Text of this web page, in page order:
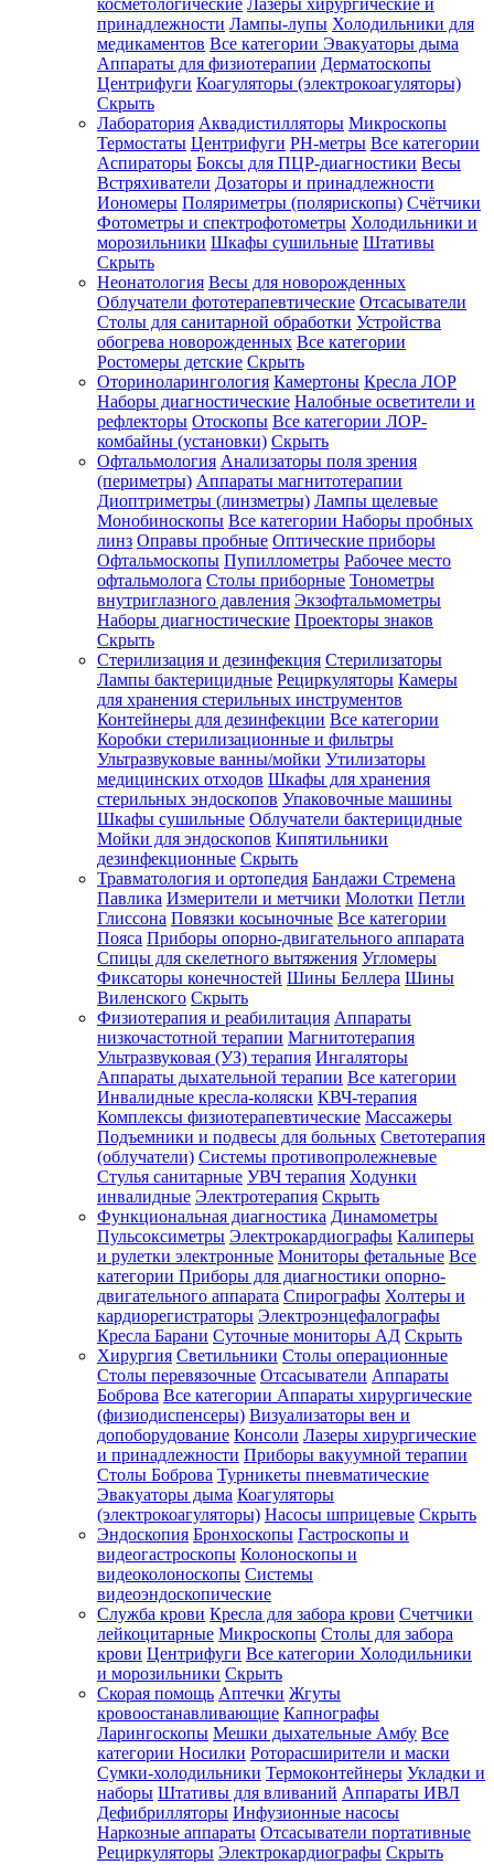
косметологические Лазеры хирургические и
принадлежности Лампы-лупы Холодильники для
медикаментов Все категории Эвакуаторы дыма
Аппараты для физиотерапии Дерматоскопы
Центрифуги Коагуляторы (электрокоагуляторы)
Скрыть
Лаборатория Аквадистилляторы Микроскопы
Термостаты Центрифуги PH-метры Все категории
Аспираторы Боксы для ПЦР-диагностики Весы
Встряхиватели Дозаторы и принадлежности
Иономеры Поляриметры (полярископы) Счётчики
Фотометры и спектрофотометры Холодильники и
морозильники Шкафы сушильные Штативы
Скрыть
Неонатология Весы для новорожденных
Облучатели фототерапевтические Отсасыватели
Столы для санитарной обработки Устройства
обогрева новорожденных Все категории
Ростомеры детские Скрыть
Оториноларингология Камертоны Кресла ЛОР
Наборы диагностические Налобные осветители и
рефлекторы Отоскопы Все категории ЛОР-
комбайны (установки) Скрыть
Офтальмология Анализаторы поля зрения
(периметры) Аппараты магнитотерапии
Диоптриметры (линзметры) Лампы щелевые
Монобиноскопы Все категории Наборы пробных
линз Оправы пробные Оптические приборы
Офтальмоскопы Пупиллометры Рабочее место
офтальмолога Столы приборные Тонометры
внутриглазного давления Экзофтальмометры
Наборы диагностические Проекторы знаков
Скрыть
Стерилизация и дезинфекция Стерилизаторы
Лампы бактерицидные Рециркуляторы Камеры
для хранения стерильных инструментов
Контейнеры для дезинфекции Все категории
Коробки стерилизационные и фильтры
Ультразвуковые ванны/мойки Утилизаторы
медицинских отходов Шкафы для хранения
стерильных эндоскопов Упаковочные машины
Шкафы сушильные Облучатели бактерицидные
Мойки для эндоскопов Кипятильники
дезинфекционные Скрыть
Травматология и ортопедия Бандажи Стремена
Павлика Измерители и метчики Молотки Петли
Глиссона Повязки косыночные Все категории
Пояса Приборы опорно-двигательного аппарата
Спицы для скелетного вытяжения Угломеры
Фиксаторы конечностей Шины Беллера Шины
Виленского Скрыть
Физиотерапия и реабилитация Аппараты
низкочастотной терапии Магнитотерапия
Ультразвуковая (УЗ) терапия Ингаляторы
Аппараты дыхательной терапии Все категории
Инвалидные кресла-коляски КВЧ-терапия
Комплексы физиотерапевтические Массажеры
Подъемники и подвесы для больных Светотерапия
(облучатели) Системы противопролежневые
Стулья санитарные УВЧ терапия Ходунки
инвалидные Электротерапия Скрыть
Функциональная диагностика Динамометры
Пульсоксиметры Электрокардиографы Калиперы
и рулетки электронные Мониторы фетальные Все
категории Приборы для диагностики опорно-
двигательного аппарата Спирографы Холтеры и
кардиорегистраторы Электроэнцефалографы
Кресла Барани Суточные мониторы АД Скрыть
Хирургия Светильники Столы операционные
Столы перевязочные Отсасыватели Аппараты
Боброва Все категории Аппараты хирургические
(физиодиспенсеры) Визуализаторы вен и
допоборудование Консоли Лазеры хирургические
и принадлежности Приборы вакуумной терапии
Столы Боброва Турникеты пневматические
Эвакуаторы дыма Коагуляторы
(электрокоагуляторы) Насосы шприцевые Скрыть
Эндоскопия Бронхоскопы Гастроскопы и
видеогастроскопы Колоноскопы и
видеоколоноскопы Системы
видеоэндоскопические
Служба крови Кресла для забора крови Счетчики
лейкоцитарные Микроскопы Столы для забора
крови Центрифуги Все категории Холодильники
и морозильники Скрыть
Скорая помощь Аптечки Жгуты
кровоостанавливающие Капнографы
Ларингоскопы Мешки дыхательные Амбу Все
категории Носилки Роторасширители и маски
Сумки-холодильники Термоконтейнеры Укладки и
наборы Штативы для вливаний Аппараты ИВЛ
Дефибрилляторы Инфузионные насосы
Наркозные аппараты Отсасыватели портативные
Рециркуляторы Электрокардиографы Скрыть